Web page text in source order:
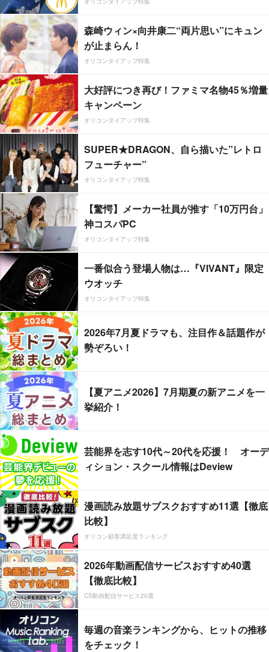
森崎ウィン×向井康二“両片思い”にキュン
が止まらん！
オリコンタイアップ特集
大好評につき再び！ファミマ名物45％増量
キャンペーン
オリコンタイアップ特集
SUPER★DRAGON、自ら描いた”レトロ
フューチャー”
オリコンタイアップ特集
【驚愕】メーカー社員が推す「10万円台」
神コスパPC
オリコンタイアップ特集
一番似合う登場人物は…『VIVANT』限定
ウオッチ
オリコンタイアップ特集
2026年7月夏ドラマも、注目作＆話題作が
勢ぞろい！
【夏アニメ2026】7月期夏の新アニメを一
挙紹介！
芸能界を志す10代～20代を応援！ オーデ
ィション・スクール情報はDeview
漫画読み放題サブスクおすすめ11選【徹底
比較】
オリコン顧客満足度ランキング
2026年動画配信サービスおすすめ40選
【徹底比較】
CS動画配信サービス20選
毎週の音楽ランキングから、ヒットの推移
をチェック！